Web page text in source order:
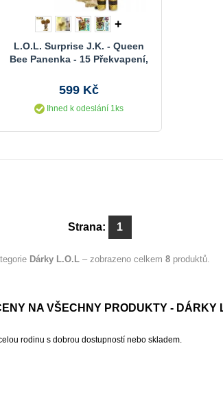
+
L.O.L. Surprise J.K. - Queen
Bee Panenka - 15 Překvapení,
599 Kč
Ihned k odeslání 1ks
Strana: 1
Dárky L.O.L – zobrazeno celkem 8 produktů.
NA VŠECHNY PRODUKTY - DÁRKY
rodinu s dobrou dostupností nebo skladem.